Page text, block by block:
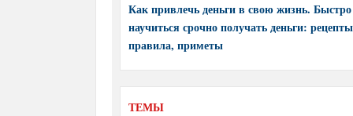
Как привлечь деньги в свою жизнь. Быстро
научиться срочно получать деньги:
правила, приметы
ТЕМЫ